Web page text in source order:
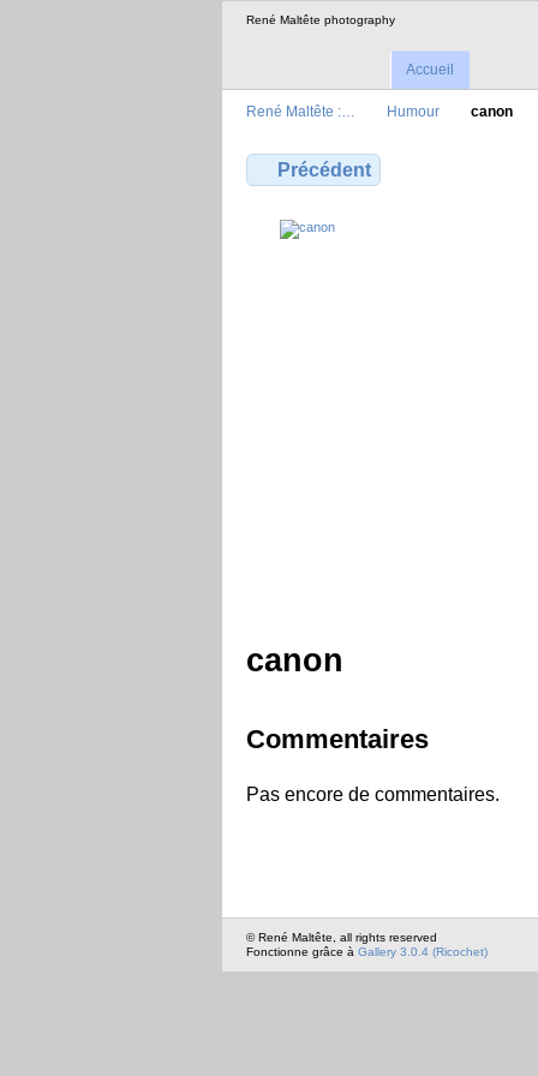
René Maltête photography
Accueil
René Maltête :… Humour canon
Précédent
canon
Commentaires
Pas encore de commentaires.
© René Maltête, all rights reserved
Fonctionne grâce à Gallery 3.0.4 (Ricochet)